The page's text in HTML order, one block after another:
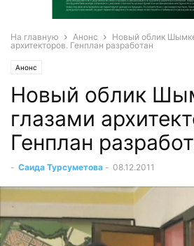
На главную Анонс
Новый облик
архитекторов. Генплан разработан
Анонс
Новый облик
глазами
Генплан
- Саида Турсуметова - 08.12.2011